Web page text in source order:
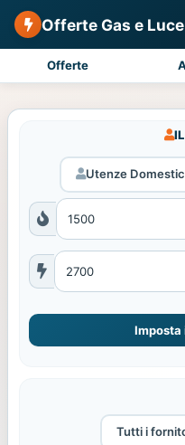
Offerte Gas e Luce
Offerte
Utenze
Imposta
Tutti i